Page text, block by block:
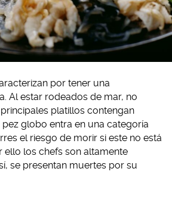
por tener una
Al estar rodeados de mar, no
platillos contengan
pez globo entra en una categoría
el riesgo de morir si este no está
ello los chefs son altamente
se presentan muertes por su